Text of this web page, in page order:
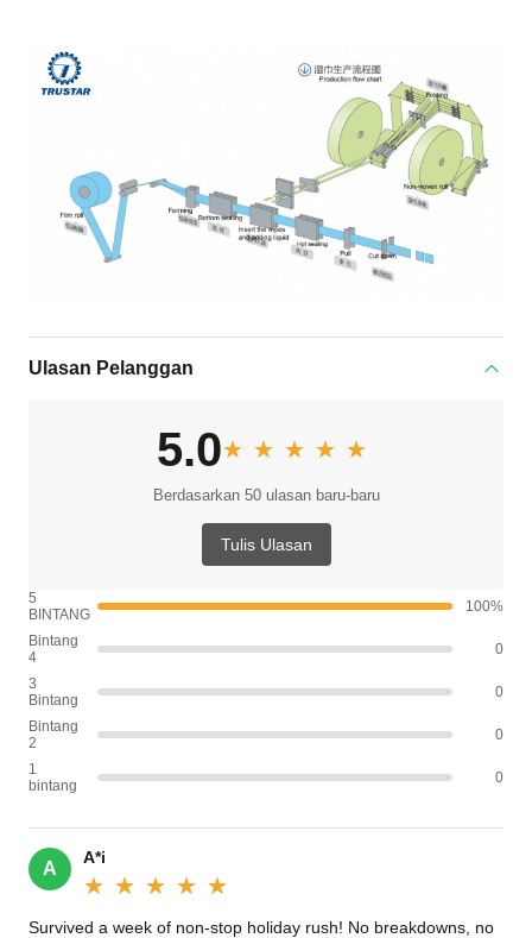
Ulasan Pelanggan
5.0★★★★★
★★★★★
Berdasarkan 50 ulasan baru-baru
Tulis Ulasan
5
BINTANG
100%
Bintang
4
0
3
Bintang
0
Bintang
2
0
1
bintang
0
A
A*i
★★★★★
★★★★★
Survived a week of non-stop holiday rush! No breakdowns, no